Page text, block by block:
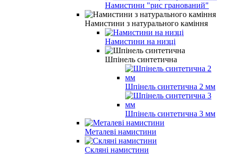
Намистини "рис гранований"
Намистини з натурального каміння
Намистини на низці
Шпінель синтетична
Шпінель синтетична 2 мм
Шпінель синтетична 3 мм
Металеві намистини
Скляні намистини